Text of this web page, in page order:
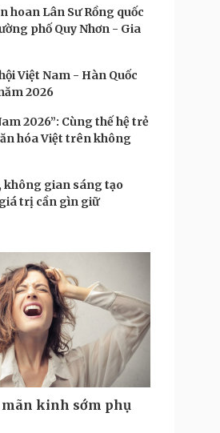
Đọc truyện đêm khuya
Cửa sổ tình yêu
hoan Lân Sư Rồng quốc
phố Quy Nhơn - Gia
Việt Nam - Hàn Quốc
2026
2026”: Cùng thế hệ trẻ
hóa Việt trên không
không gian sáng tạo
trị cần gìn giữ
mãn kinh sớm phụ